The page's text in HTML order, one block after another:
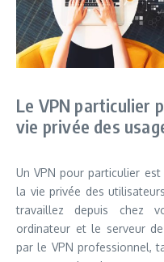
Le VPN particulier
vie privée des
Un VPN pour particulier
la vie privée des
travaillez depuis chez
ordinateur et le serveur
par le VPN professionnel,